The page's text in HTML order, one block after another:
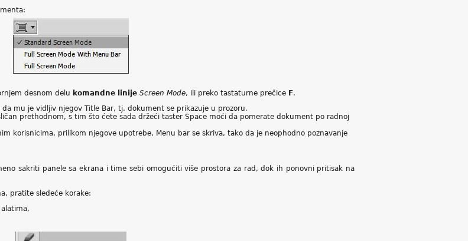
desnom delu komandne linije Screen Mode, ili preko tastaturne prečice F.
mu je vidljiv njegov Title Bar, tj. dokument se prikazuje u prozoru.
prethodnom, s tim što ćete sada držeći taster Space moći da pomerate dokument po radnoj
korisnicima, prilikom njegove upotrebe, Menu bar se skriva, tako da je neophodno poznavanje
sakriti panele sa ekrana i time sebi omogućiti više prostora za rad, dok ih ponovni pritisak na
pratite sledeće korake: